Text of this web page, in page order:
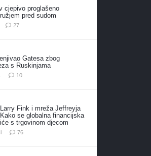
cjepivo proglašeno
pred sudom
27komentara
Gatesa zbog
s Ruskinjama
10komentara
Fink i mreža Jeffreyja
se globalna financijska
s trgovinom djecom
76komentara